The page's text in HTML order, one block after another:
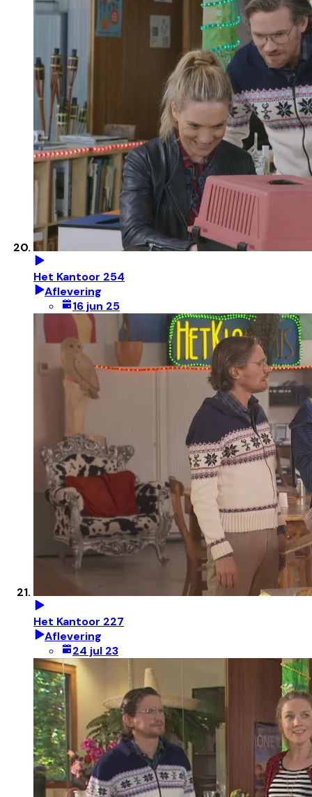
Het Kantoor 254
Aflevering
16 jun 25
Het Kantoor 227
Aflevering
24 jul 23